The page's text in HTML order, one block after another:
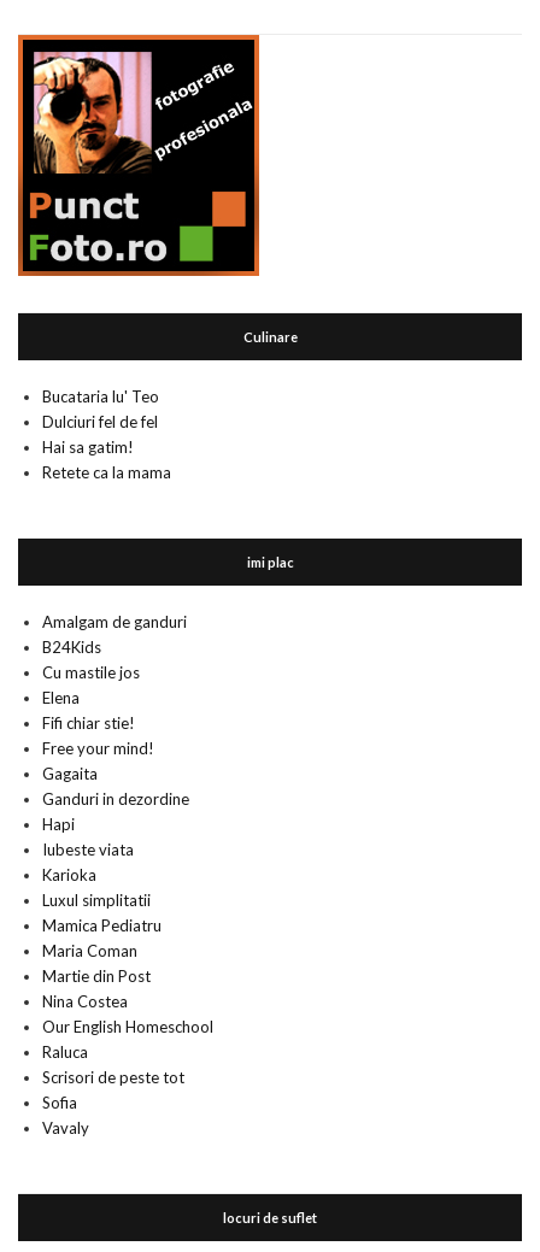
Culinare
Bucataria lu' Teo
Dulciuri fel de fel
Hai sa gatim!
Retete ca la mama
imi plac
Amalgam de ganduri
B24Kids
Cu mastile jos
Elena
Fifi chiar stie!
Free your mind!
Gagaita
Ganduri in dezordine
Hapi
Iubeste viata
Karioka
Luxul simplitatii
Mamica Pediatru
Maria Coman
Martie din Post
Nina Costea
Our English Homeschool
Raluca
Scrisori de peste tot
Sofia
Vavaly
locuri de suflet